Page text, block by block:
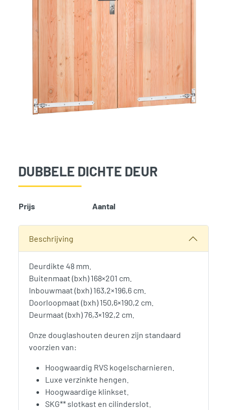
DUBBELE DICHTE DEUR
Prijs Aantal
Beschrijving
Deurdikte 48 mm.
Buitenmaat (bxh) 168×201 cm.
Inbouwmaat (bxh) 163,2×196,6 cm.
Doorloopmaat (bxh) 150,6×190,2 cm.
Deurmaat (bxh) 76,3×192,2 cm.
Onze douglashouten deuren zijn standaard
voorzien van:
Hoogwaardig RVS kogelscharnieren.
Luxe verzinkte hengen.
Hoogwaardige klinkset.
SKG** slotkast en cilinderslot.